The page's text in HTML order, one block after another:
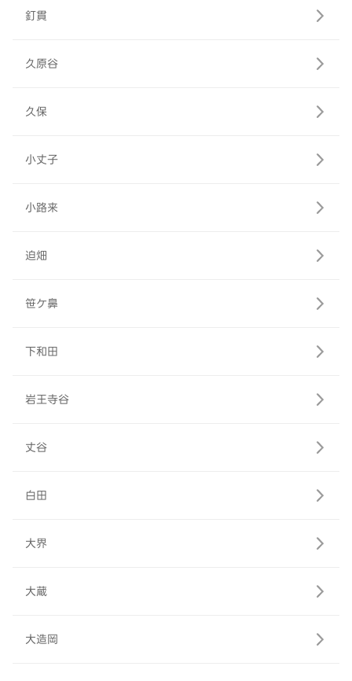
釘貫
久原谷
久保
小丈子
小路来
迫畑
笹ケ鼻
下和田
岩王寺谷
丈谷
白田
大界
大蔵
大造岡